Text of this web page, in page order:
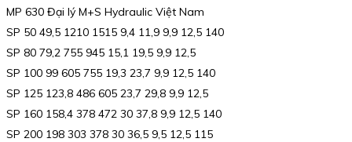
MP 630 Đại lý M+S Hydraulic Việt Nam
SP 50 49,5 1210 1515 9,4 11,9 9,9 12,5 140
SP 80 79,2 755 945 15,1 19,5 9,9 12,5
SP 100 99 605 755 19,3 23,7 9,9 12,5 140
SP 125 123,8 486 605 23,7 29,8 9,9 12,5
SP 160 158,4 378 472 30 37,8 9,9 12,5 140
SP 200 198 303 378 30 36,5 9,5 12,5 115